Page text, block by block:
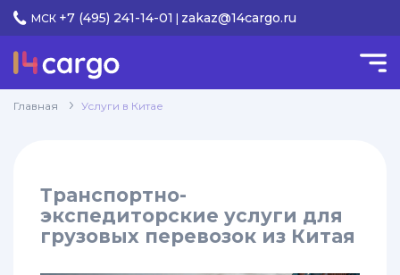
МСК +7 (495) 241-14-01 zakaz@14cargo.ru
Главная Услуги в Китае
КАТЕГОРИИ
Услуги
keyboard_arrow_down
грузов
Лучшие
keyboard_arrow_down
Транспортно-
экспедиторские услуги для
грузовых перевозок из Китая